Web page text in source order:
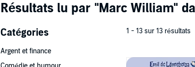
Résultats lu par "Marc William"
Catégories
Argent et finance
1 - 13 sur 13 résultats